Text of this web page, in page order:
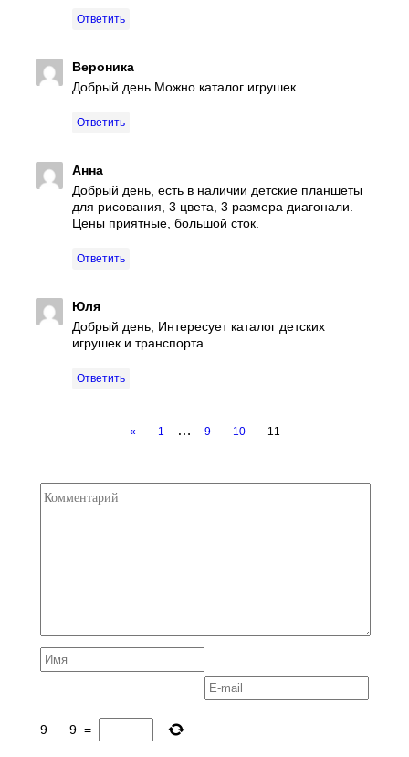
Ответить
Вероника
Добрый день.Можно каталог игрушек.
Ответить
Анна
Добрый день, есть в наличии детские планшеты
для рисования, 3 цвета, 3 размера диагонали.
Цены приятные, большой сток.
Ответить
Юля
Добрый день, Интересует каталог детских
игрушек и транспорта
Ответить
« 1 … 9 10 11
9 − 9 =